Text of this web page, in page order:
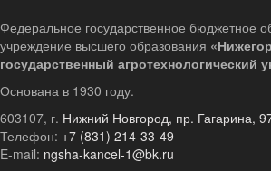
Федеральное государственное бюджетное
учреждение высшего образования
государственный агротехнологический
Основана в 1930 году.
603107, г. Нижний Новгород, пр. Гагарина,
Телефон: +7 (831) 214-33-49
E-mail: ngsha-kancel-1@bk.ru